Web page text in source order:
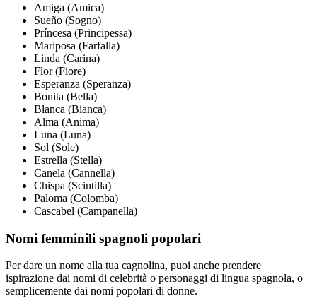
Amiga (Amica)
Sueño (Sogno)
Príncesa (Principessa)
Mariposa (Farfalla)
Linda (Carina)
Flor (Fiore)
Esperanza (Speranza)
Bonita (Bella)
Blanca (Bianca)
Alma (Anima)
Luna (Luna)
Sol (Sole)
Estrella (Stella)
Canela (Cannella)
Chispa (Scintilla)
Paloma (Colomba)
Cascabel (Campanella)
Nomi femminili spagnoli popolari
Per dare un nome alla tua cagnolina, puoi anche prendere
ispirazione dai nomi di celebrità o personaggi di lingua spagnola, o
semplicemente dai nomi popolari di donne.